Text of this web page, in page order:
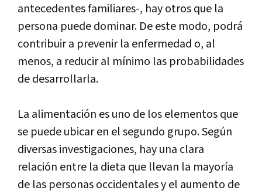
antecedentes familiares-, hay otros que la
persona puede dominar. De este modo, podrá
contribuir a prevenir la enfermedad o, al
menos, a reducir al mínimo las probabilidades
de desarrollarla.
La alimentación es uno de los elementos que
se puede ubicar en el segundo grupo. Según
diversas investigaciones, hay una clara
relación entre la dieta que llevan la mayoría
de las personas occidentales y el aumento de